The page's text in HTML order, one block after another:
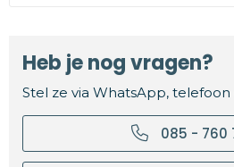
Heb je nog vragen?
Stel ze via WhatsApp, telefoon
085 - 760